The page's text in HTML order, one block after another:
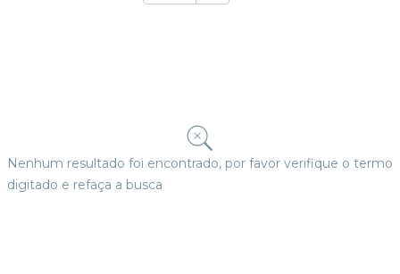
Nenhum resultado foi encontrado, por favor verifique o termo
digitado e refaça a busca